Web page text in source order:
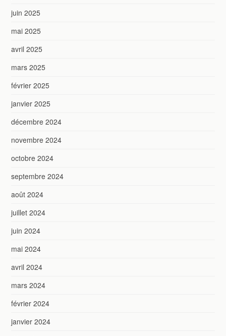
juin 2025
mai 2025
avril 2025
mars 2025
février 2025
janvier 2025
décembre 2024
novembre 2024
octobre 2024
septembre 2024
août 2024
juillet 2024
juin 2024
mai 2024
avril 2024
mars 2024
février 2024
janvier 2024